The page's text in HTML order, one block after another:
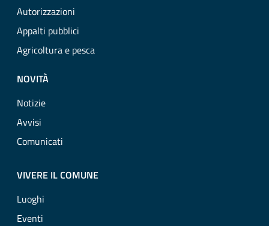
Autorizzazioni
Appalti pubblici
Agricoltura e pesca
NOVITÀ
Notizie
Avvisi
Comunicati
VIVERE IL COMUNE
Luoghi
Eventi